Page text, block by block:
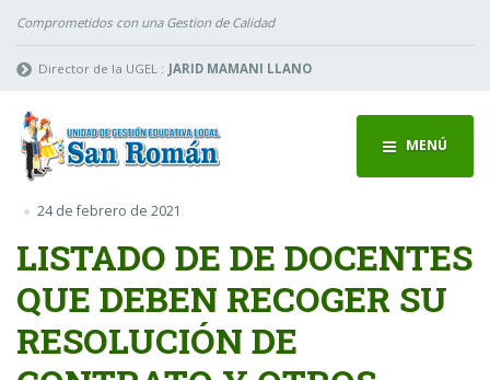
Comprometidos con una Gestion de Calidad
Director de la UGEL : JARID MAMANI LLANO
MENÚ
24 de febrero de 2021
LISTADO DE DE DOCENTES
QUE DEBEN RECOGER SU
RESOLUCIÓN DE